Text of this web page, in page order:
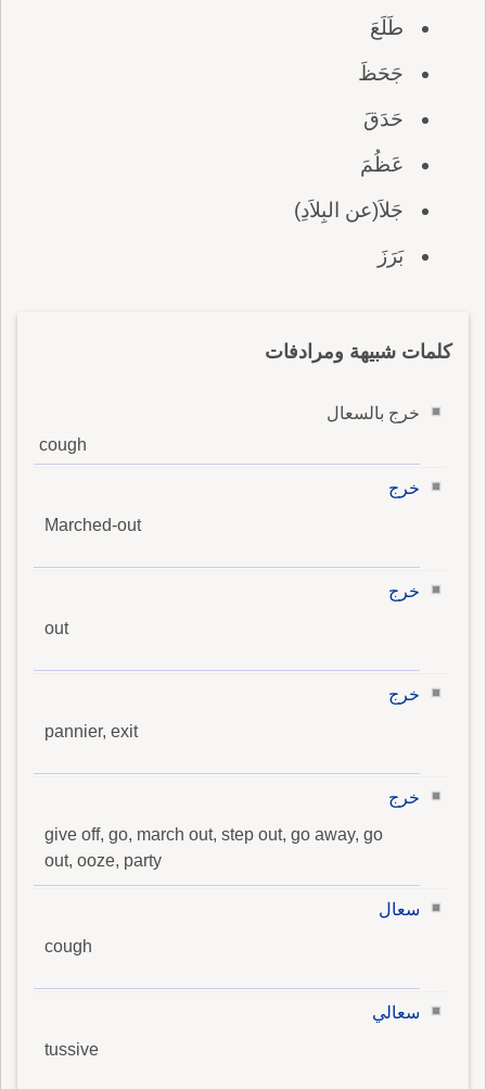
طَلَعَ
جَحَظَ
حَدَقَ
عَظُمَ
جَلاَ(عن البِلاَدِ)
بَرَزَ
كلمات شبيهة ومرادفات
خرج بالسعال
cough
خرج
Marched-out
خرج
out
خرج
pannier, exit
خرج
give off, go, march out, step out, go away, go
out, ooze, party
سعال
cough
سعالي
tussive